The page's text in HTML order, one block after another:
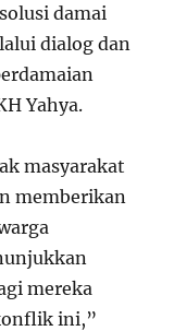
damai
dialog dan
Yahya.
masyarakat
memberikan
mereka
ini,”